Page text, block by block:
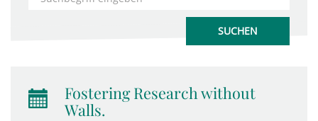
Fostering Research without
Walls.